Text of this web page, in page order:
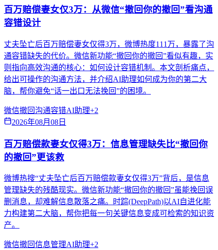
百万赔偿妻女仅3万：从微信“撤回你的撤回”看沟通
容错设计
丈夫坠亡后百万赔偿妻女仅得3万，微博热度111万，暴露了沟
通容错缺失的代价。微信新功能“撤回你的撤回”看似有趣，实
则指向高效沟通的核心：如何设计容错机制。本文剖析痛点，
给出可操作的沟通方法，并介绍AI助理如何成为你的第二大
脑，帮你避免“话一出口无法挽回”的困境。
微信撤回沟通容错AI助理+2
2026年08月08日
百万赔偿款妻女仅得3万：信息管理缺失比“撤回你
的撤回”更该救
微博热搜“丈夫坠亡后百万赔偿款妻女仅得3万”背后，是信息
管理缺失的残酷现实。微信新功能“撤回你的撤回”虽能挽回误
删消息，却难解信息散落之痛。时踪(DeepPath)以AI自进化能
力构建第二大脑，帮你把每一句关键信息变成可检索的知识资
产。
微信撤回信息管理AI助理+2